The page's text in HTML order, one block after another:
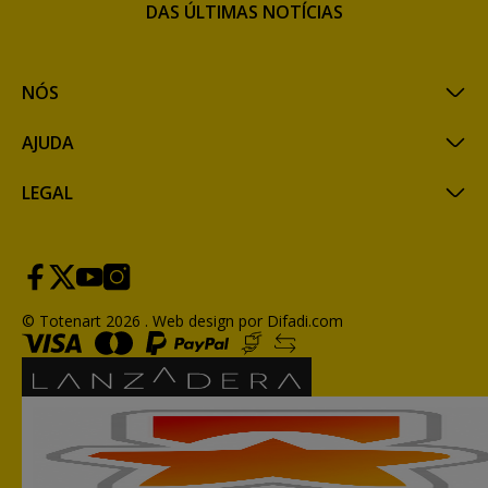
NÓS
AJUDA
LEGAL
DAS ÚLTIMAS NOTÍCIAS
© Totenart 2026 . Web design por Difadi.com